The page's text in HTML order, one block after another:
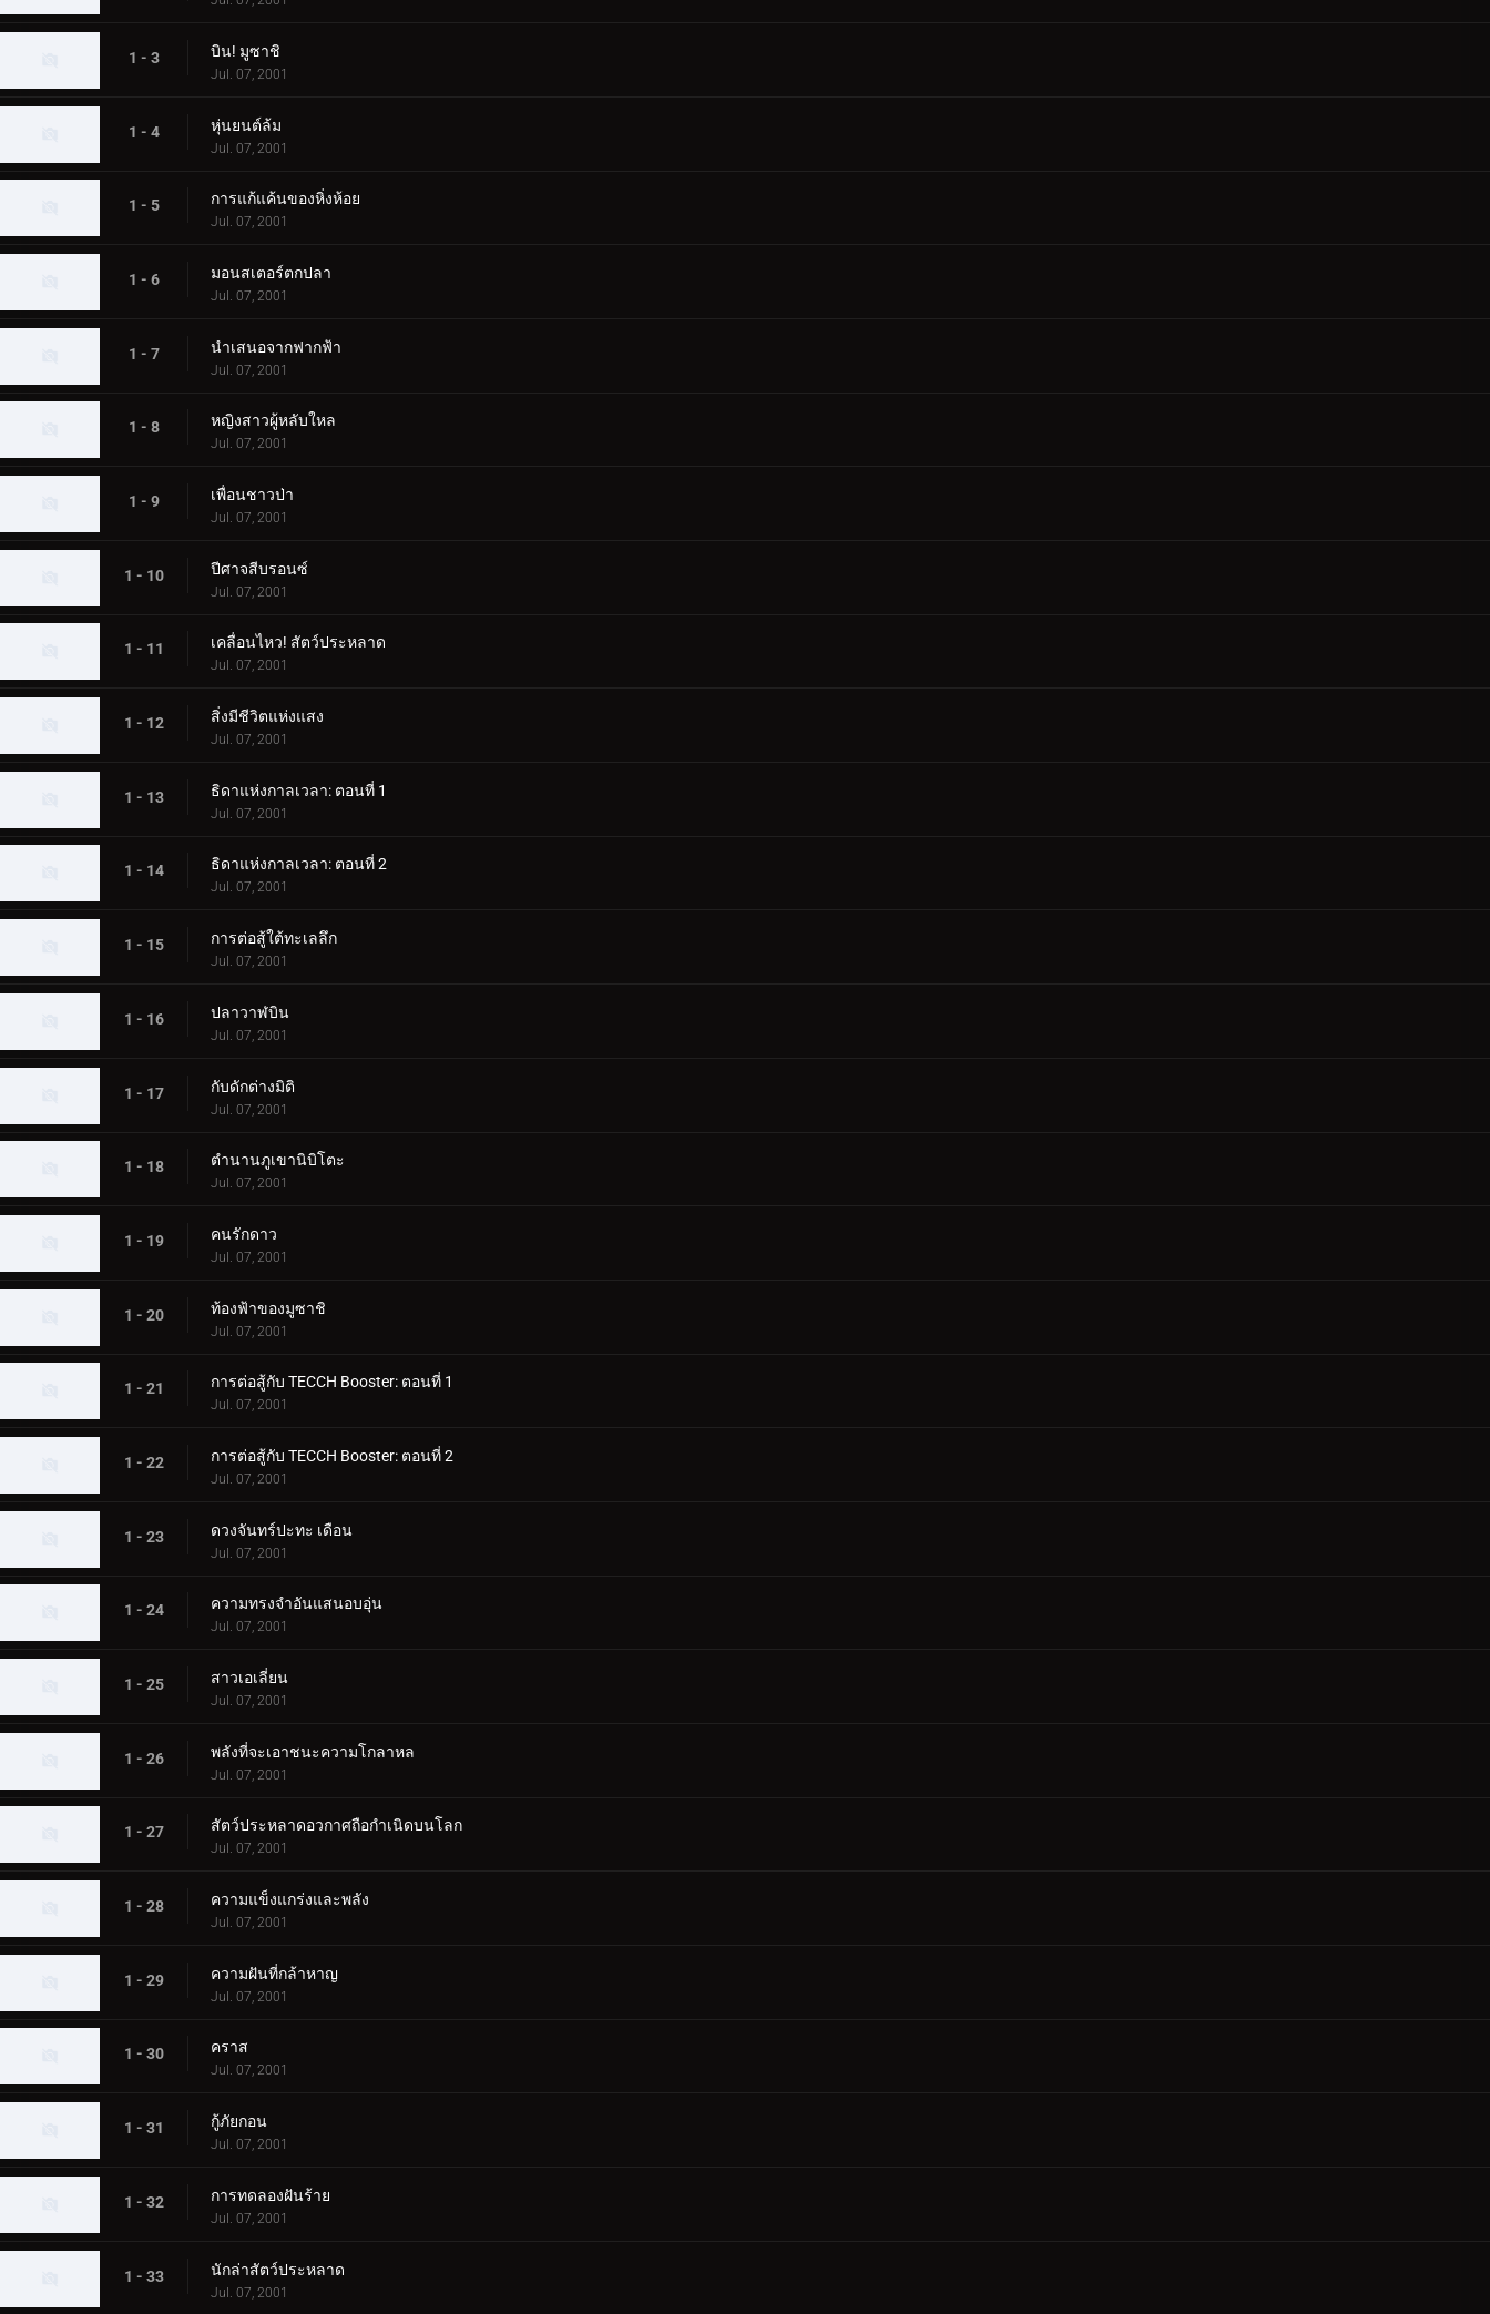
1 - 3 บิน! มูซาชิ
Jul. 07, 2001
1 - 4 หุ่นยนต์ล้ม
Jul. 07, 2001
1 - 5 การแก้แค้นของหิ่งห้อย
Jul. 07, 2001
1 - 6 มอนสเตอร์ตกปลา
Jul. 07, 2001
1 - 7 นำเสนอจากฟากฟ้า
Jul. 07, 2001
1 - 8 หญิงสาวผู้หลับใหล
Jul. 07, 2001
1 - 9 เพื่อนชาวป่า
Jul. 07, 2001
1 - 10 ปีศาจสีบรอนซ์
Jul. 07, 2001
1 - 11 เคลื่อนไหว! สัตว์ประหลาด
Jul. 07, 2001
1 - 12 สิ่งมีชีวิตแห่งแสง
Jul. 07, 2001
1 - 13 ธิดาแห่งกาลเวลา: ตอนที่ 1
Jul. 07, 2001
1 - 14 ธิดาแห่งกาลเวลา: ตอนที่ 2
Jul. 07, 2001
1 - 15 การต่อสู้ใต้ทะเลลึก
Jul. 07, 2001
1 - 16 ปลาวาฬบิน
Jul. 07, 2001
1 - 17 กับดักต่างมิติ
Jul. 07, 2001
1 - 18 ตำนานภูเขานิบิโตะ
Jul. 07, 2001
1 - 19 คนรักดาว
Jul. 07, 2001
1 - 20 ท้องฟ้าของมูซาชิ
Jul. 07, 2001
1 - 21 การต่อสู้กับ TECCH Booster: ตอนที่ 1
Jul. 07, 2001
1 - 22 การต่อสู้กับ TECCH Booster: ตอนที่ 2
Jul. 07, 2001
1 - 23 ดวงจันทร์ปะทะ เดือน
Jul. 07, 2001
1 - 24 ความทรงจำอันแสนอบอุ่น
Jul. 07, 2001
1 - 25 สาวเอเลี่ยน
Jul. 07, 2001
1 - 26 พลังที่จะเอาชนะความโกลาหล
Jul. 07, 2001
1 - 27 สัตว์ประหลาดอวกาศถือกำเนิดบนโลก
Jul. 07, 2001
1 - 28 ความแข็งแกร่งและพลัง
Jul. 07, 2001
1 - 29 ความฝันที่กล้าหาญ
Jul. 07, 2001
1 - 30 คราส
Jul. 07, 2001
1 - 31 กู้ภัยกอน
Jul. 07, 2001
1 - 32 การทดลองฝันร้าย
Jul. 07, 2001
1 - 33 นักล่าสัตว์ประหลาด
Jul. 07, 2001